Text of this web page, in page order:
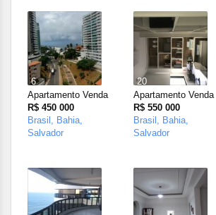
6
Apartamento Venda
R$ 450 000
Brasil, Bahia,
Salvador
20
Apartamento Venda
R$ 550 000
Brasil, Bahia,
Salvador